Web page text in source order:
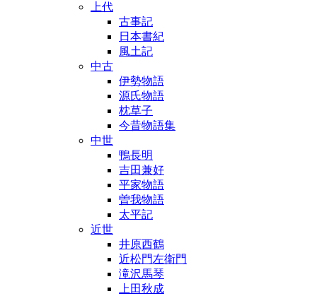
上代
古事記
日本書紀
風土記
中古
伊勢物語
源氏物語
枕草子
今昔物語集
中世
鴨長明
吉田兼好
平家物語
曽我物語
太平記
近世
井原西鶴
近松門左衛門
滝沢馬琴
上田秋成